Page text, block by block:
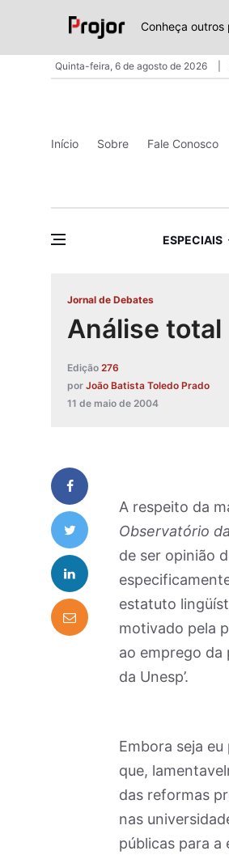
Conheça outros
Quinta-feira, 6 de agosto de 2026
Início Sobre Fale Conosco
ESPECIAIS
Jornal de Debates
Análise total
Edição 276
por João Batista Toledo Prado
11 de maio de 2004
A respeito da
Observatório
de ser opinião
estatuto
motivado pela
ao emprego da
da Unesp’.
Embora seja
que,
das reformas
nas
públicas para a